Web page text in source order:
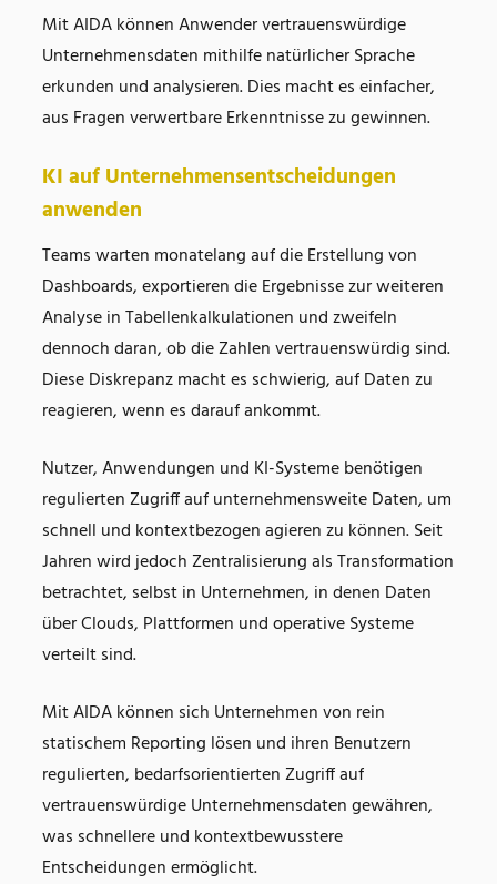
Mit AIDA können Anwender vertrauenswürdige
Unternehmensdaten mithilfe natürlicher Sprache
erkunden und analysieren. Dies macht es einfacher,
aus Fragen verwertbare Erkenntnisse zu gewinnen.
KI auf Unternehmensentscheidungen
anwenden
Teams warten monatelang auf die Erstellung von
Dashboards, exportieren die Ergebnisse zur weiteren
Analyse in Tabellenkalkulationen und zweifeln
dennoch daran, ob die Zahlen vertrauenswürdig sind.
Diese Diskrepanz macht es schwierig, auf Daten zu
reagieren, wenn es darauf ankommt.
Nutzer, Anwendungen und KI-Systeme benötigen
regulierten Zugriff auf unternehmensweite Daten, um
schnell und kontextbezogen agieren zu können. Seit
Jahren wird jedoch Zentralisierung als Transformation
betrachtet, selbst in Unternehmen, in denen Daten
über Clouds, Plattformen und operative Systeme
verteilt sind.
Mit AIDA können sich Unternehmen von rein
statischem Reporting lösen und ihren Benutzern
regulierten, bedarfsorientierten Zugriff auf
vertrauenswürdige Unternehmensdaten gewähren,
was schnellere und kontextbewusstere
Entscheidungen ermöglicht.